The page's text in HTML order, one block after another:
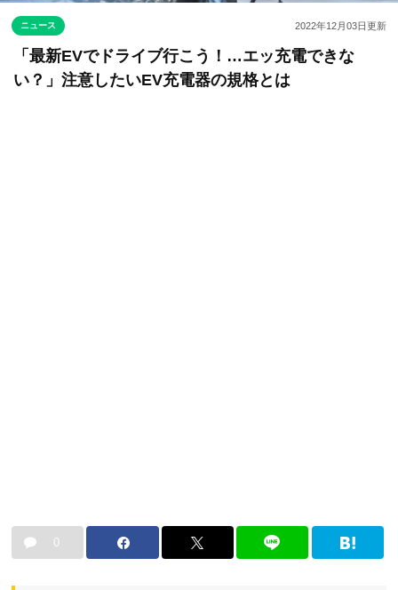
ニュース 2022年12月03日更新
「最新EVでドライブ行こう！…エッ充電できな
い？」注意したいEV充電器の規格とは
0